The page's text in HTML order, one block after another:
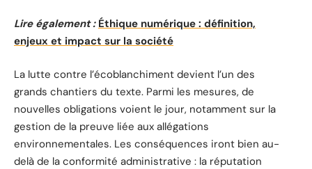
Lire également : Éthique numérique : définition,
enjeux et impact sur la société
La lutte contre l’écoblanchiment devient l’un des
grands chantiers du texte. Parmi les mesures, de
nouvelles obligations voient le jour, notamment sur la
gestion de la preuve liée aux allégations
environnementales. Les conséquences iront bien au-
delà de la conformité administrative : la réputation